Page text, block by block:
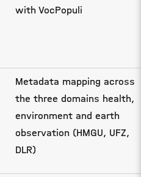
with VocPopuli
Metadata mapping across
the three domains health,
environment and earth
observation (HMGU, UFZ,
DLR)